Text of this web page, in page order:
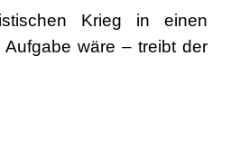
Krieg in einen
wäre – treibt der